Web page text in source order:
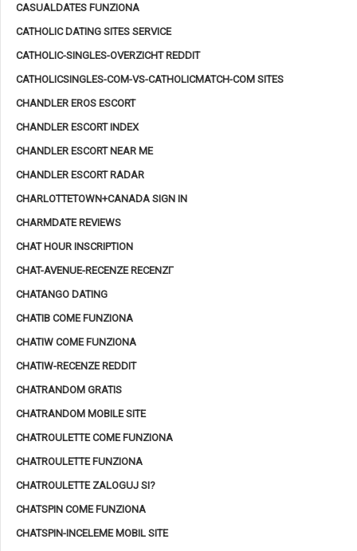
CASUALDATES FUNZIONA
CATHOLIC DATING SITES SERVICE
CATHOLIC-SINGLES-OVERZICHT REDDIT
CATHOLICSINGLES-COM-VS-CATHOLICMATCH-COM SITES
CHANDLER EROS ESCORT
CHANDLER ESCORT INDEX
CHANDLER ESCORT NEAR ME
CHANDLER ESCORT RADAR
CHARLOTTETOWN+CANADA SIGN IN
CHARMDATE REVIEWS
CHAT HOUR INSCRIPTION
CHAT-AVENUE-RECENZE RECENZГ­
CHATANGO DATING
CHATIB COME FUNZIONA
CHATIW COME FUNZIONA
CHATIW-RECENZE REDDIT
CHATRANDOM GRATIS
CHATRANDOM MOBILE SITE
CHATROULETTE COME FUNZIONA
CHATROULETTE FUNZIONA
CHATROULETTE ZALOGUJ SI?
CHATSPIN COME FUNZIONA
CHATSPIN-INCELEME MOBIL SITE